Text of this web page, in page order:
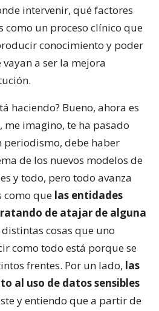
intervenir, qué factores
como un proceso clínico que
conocimiento y poder
a ser la mejora
haciendo? Bueno, ahora es
imagino, te ha pasado
periodismo, debe haber
de los nuevos modelos de
y todo, pero todo avanza
como que las entidades
de atajar de alguna
cosas que uno
como todo está porque se
frentes. Por un lado, las
al uso de datos sensibles
y entiendo que a partir de